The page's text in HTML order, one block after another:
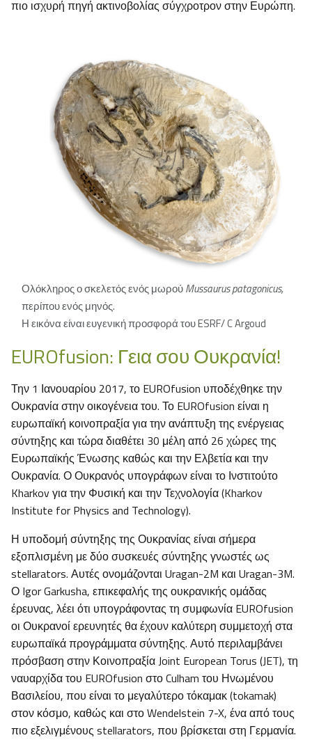
πιο ισχυρή πηγή ακτινοβολίας σύγχροτρον στην Ευρώπη.
Ολόκληρος ο σκελετός ενός μωρούMussauruspatagonicus,
περίπου ενός μηνός.
Η εικόνα είναι ευγενική προσφορά του ESRF/ C Argoud
EUROfusion: Γεια σου Ουκρανία!
Την 1 Ιανουαρίου 2017, το EUROfusion υποδέχθηκε την
Ουκρανία στην οικογένεια του. Το EUROfusion είναι η
ευρωπαϊκή κοινοπραξία για την ανάπτυξη της ενέργειας
σύντηξης και τώρα διαθέτει 30 μέλη από 26 χώρες της
Ευρωπαϊκής Ένωσης καθώς και την Ελβετία και την
Ουκρανία. Ο Ουκρανός υπογράφων είναι το Ινστιτούτο
Kharkov για την Φυσική και την Τεχνολογία (Kharkov
Institute for Physics and Technology).
Η υποδομή σύντηξης της Ουκρανίας είναι σήμερα
εξοπλισμένη με δύο συσκευές σύντηξης γνωστές ως
stellarators. Αυτές ονομάζονται Uragan-2M και Uragan-3M.
Ο Igor Garkusha, επικεφαλής της ουκρανικής ομάδας
έρευνας, λέει ότι υπογράφοντας τη συμφωνία EUROfusion
οι Ουκρανοί ερευνητές θα έχουν καλύτερη συμμετοχή στα
ευρωπαϊκά προγράμματα σύντηξης. Αυτό περιλαμβάνει
πρόσβαση στην Κοινοπραξία Joint European Torus (JET), τη
ναυαρχίδα του EUROfusion στο Culham του Ηνωμένου
Βασιλείου, που είναι το μεγαλύτερο τόκαμακ (tokamak)
στον κόσμο, καθώς και στο Wendelstein 7-X, ένα από τους
πιο εξελιγμένους stellarators, που βρίσκεται στη Γερμανία.